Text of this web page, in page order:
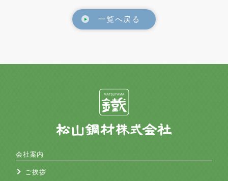
一覧へ戻る
会社案内
ご挨拶